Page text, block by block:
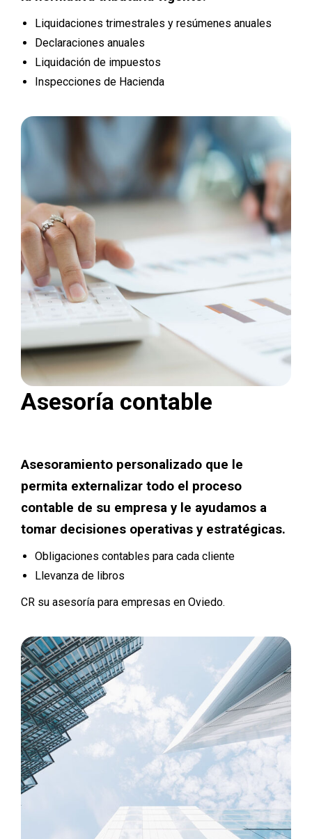
Liquidaciones trimestrales y resúmenes anuales
Declaraciones anuales
Liquidación de impuestos
Inspecciones de Hacienda
Asesoría contable
Asesoramiento personalizado que le
permita externalizar todo el proceso
contable de su empresa y le ayudamos a
tomar decisiones operativas y estratégicas.
Obligaciones contables para cada cliente
Llevanza de libros
CR su asesoría para empresas en Oviedo.